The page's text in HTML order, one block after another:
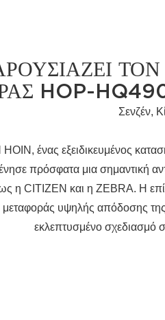
HOP-
Σενζέν,
ένας εξειδικευμένος
πρόσφατα μια σημαντική
η CITIZEN και η ZEBRA. Η
υψηλής απόδοσης
εκλεπτυσμένο σχεδιασμό